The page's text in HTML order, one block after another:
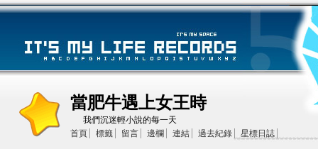
當肥牛遇上女王時
我們沉迷輕小說的每一天
首頁
標籤 留言 邊欄 連結 過去紀錄 星標日誌